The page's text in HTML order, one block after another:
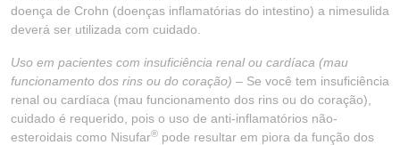
doença de Crohn (doenças inflamatórias do intestino) a nimesulida
deverá ser utilizada com cuidado.
Uso em pacientes com insuficiência renal ou cardíaca (mau
funcionamento dos rins ou do coração) – Se você tem insuficiência
renal ou cardíaca (mau funcionamento dos rins ou do coração),
cuidado é requerido, pois o uso de anti-inflamatórios não-
esteroidais como Nisufar® pode resultar em piora da função dos